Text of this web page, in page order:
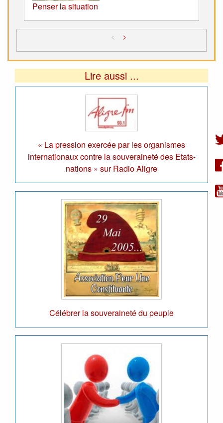
Penser la situation
< >
Lire aussi ...
« La pression exercée par les organismes
internationaux contre la souveraineté des Etats-
nations » sur Radio Aligre
Célébrer la souveraineté du peuple